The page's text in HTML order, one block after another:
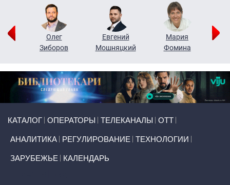
Олег
Зиборов
Евгений
Мошняцкий
Мария
Фомина
КАТАЛОГ ОПЕРАТОРЫ ТЕЛЕКАНАЛЫ ОТТ
АНАЛИТИКА РЕГУЛИРОВАНИЕ ТЕХНОЛОГИИ
ЗАРУБЕЖЬЕ КАЛЕНДАРЬ